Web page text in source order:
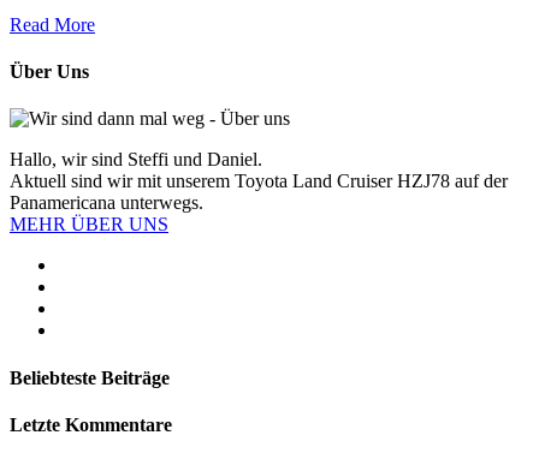
Read More
Über Uns
Hallo, wir sind Steffi und Daniel.
Aktuell sind wir mit unserem Toyota Land Cruiser HZJ78 auf der
Panamericana unterwegs.
MEHR ÜBER UNS
Beliebteste Beiträge
Letzte Kommentare